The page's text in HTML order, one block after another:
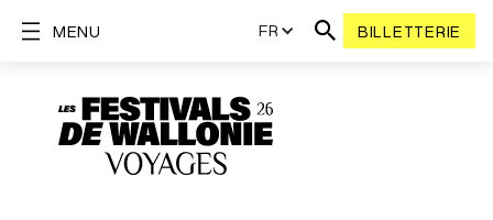
FR BILLETTERIE
MENU